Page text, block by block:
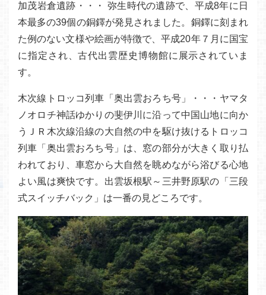
加茂岩倉遺跡・・・ 弥生時代の遺跡で、平成8年に日
本最多の39個の銅鐸が発見されました。銅鐸に刻まれ
た例のない文様や絵画が特徴で、平成20年７月に国宝
に指定され、古代出雲歴史博物館に展示されていま
す。
木次線トロッコ列車「奥出雲おろち号」・・・ヤマタ
ノオロチ神話ゆかりの斐伊川に沿って中国山地に向か
うＪＲ木次線沿線の大自然の中を駆け抜けるトロッコ
列車「奥出雲おろち号」は、窓の部分が大きく取り払
われており、車窓から大自然を眺めながら浴びる心地
よい風は爽快です。出雲坂根駅～三井野原駅の「三段
式スイッチバック」は一番の見どころです。